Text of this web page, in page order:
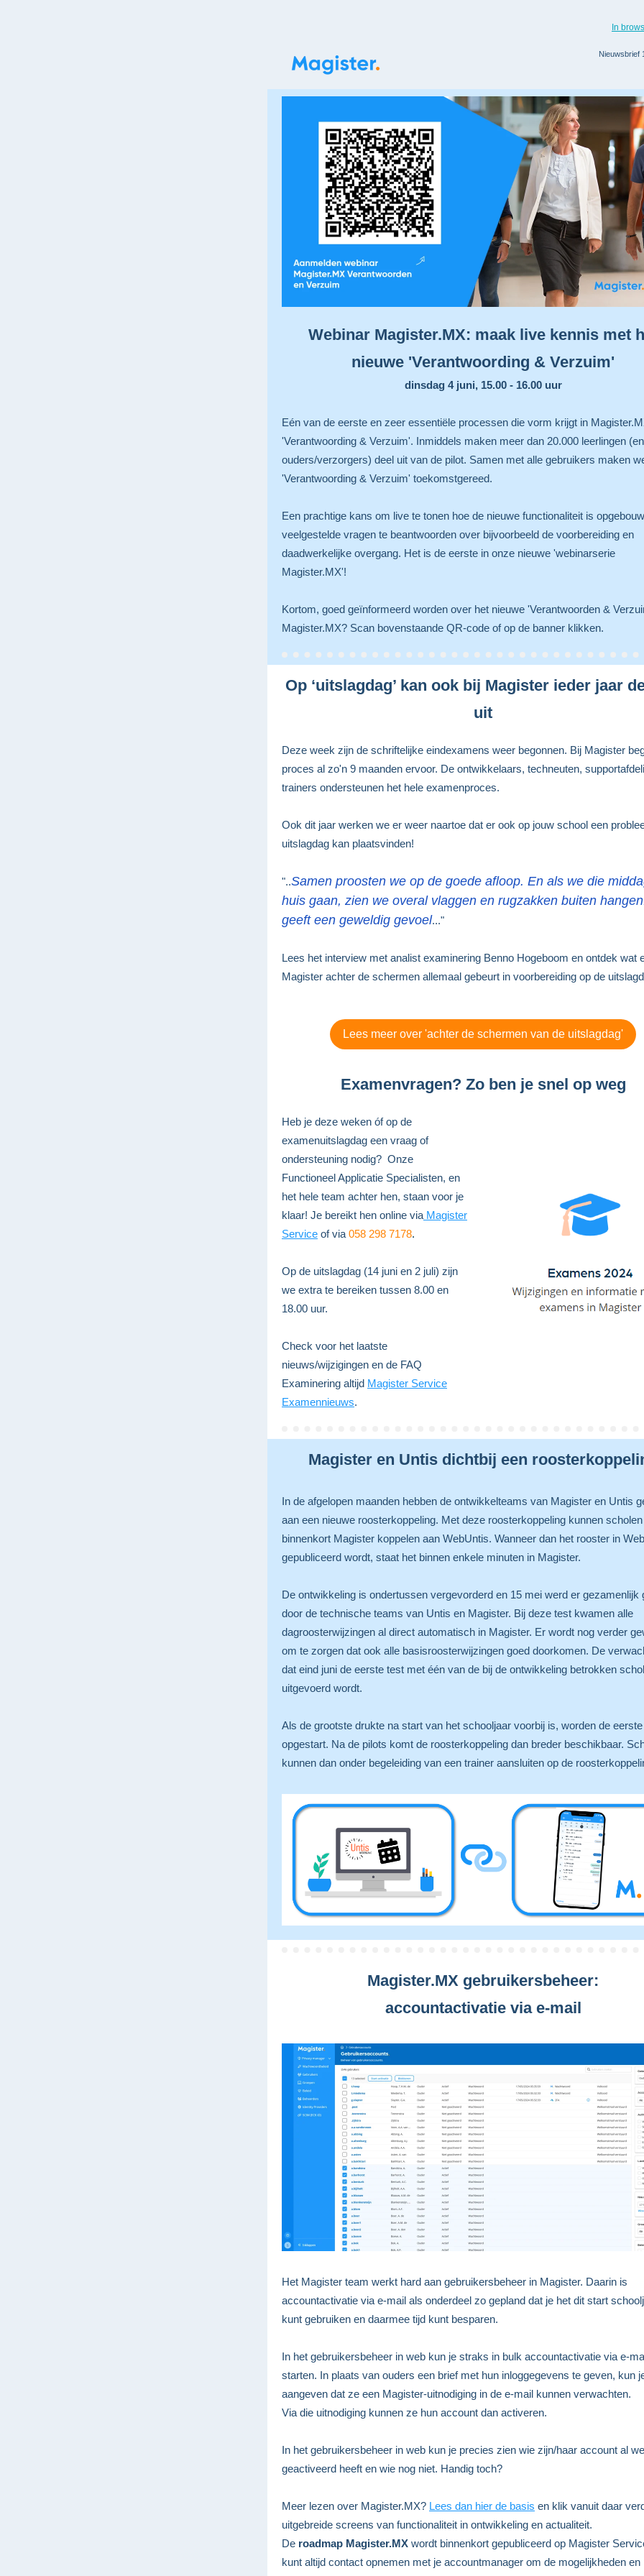
In
Nieuwsbrief
Webinar Magister.MX: maak live kennis met
nieuwe 'Verantwoording & Verzuim'
dinsdag 4 juni, 15.00 - 16.00 uur
Eén van de eerste en zeer essentiële processen die vorm krijgt in
'Verantwoording & Verzuim'. Inmiddels maken meer dan 20.000 leerlingen (en
ouders/verzorgers) deel uit van de pilot. Samen met alle gebruikers maken
'Verantwoording & Verzuim' toekomstgereed.
Een prachtige kans om live te tonen hoe de nieuwe functionaliteit is
veelgestelde vragen te beantwoorden over bijvoorbeeld de voorbereiding en
daadwerkelijke overgang. Het is de eerste in onze nieuwe 'webinarserie
Magister.MX'!
Kortom, goed geïnformeerd worden over het nieuwe 'Verantwoorden &
Magister.MX? Scan bovenstaande QR-code of op de banner klikken.
Op ‘uitslagdag’ kan ook bij Magister ieder jaar
uit
Deze week zijn de schriftelijke eindexamens weer begonnen. Bij Magister
proces al zo'n 9 maanden ervoor. De ontwikkelaars, techneuten,
trainers ondersteunen het hele examenproces.
Ook dit jaar werken we er weer naartoe dat er ook op jouw school een
uitslagdag kan plaatsvinden!
"..Samen proosten we op de goede afloop. En als we die
huis gaan, zien we overal vlaggen en rugzakken buiten
geeft een geweldig gevoel..."
Lees het interview met analist examinering Benno Hogeboom en ontdek wat
Magister achter de schermen allemaal gebeurt in voorbereiding op de
Lees meer over 'achter de schermen van de uitslagdag'
Examenvragen? Zo ben je snel op weg
Heb je deze weken óf op de
examenuitslagdag een vraag of
ondersteuning nodig? Onze
Functioneel Applicatie Specialisten, en
het hele team achter hen, staan voor je
klaar! Je bereikt hen online via Magister
Service of via 058 298 7178.
Op de uitslagdag (14 juni en 2 juli) zijn
we extra te bereiken tussen 8.00 en
18.00 uur.
Check voor het laatste
nieuws/wijzigingen en de FAQ
Examinering altijd Magister Service
Examennieuws.
Magister en Untis dichtbij een
In de afgelopen maanden hebben de ontwikkelteams van Magister en Untis
aan een nieuwe roosterkoppeling. Met deze roosterkoppeling kunnen scholen
binnenkort Magister koppelen aan WebUntis. Wanneer dan het rooster in
gepubliceerd wordt, staat het binnen enkele minuten in Magister.
De ontwikkeling is ondertussen vergevorderd en 15 mei werd er gezamenlijk
door de technische teams van Untis en Magister. Bij deze test kwamen alle
dagroosterwijzingen al direct automatisch in Magister. Er wordt nog verder
om te zorgen dat ook alle basisroosterwijzingen goed doorkomen. De
dat eind juni de eerste test met één van de bij de ontwikkeling betrokken
uitgevoerd wordt.
Als de grootste drukte na start van het schooljaar voorbij is, worden de
opgestart. Na de pilots komt de roosterkoppeling dan breder beschikbaar.
kunnen dan onder begeleiding van een trainer aansluiten op de
Magister.MX gebruikersbeheer:
accountactivatie via e-mail
Het Magister team werkt hard aan gebruikersbeheer in Magister. Daarin is
accountactivatie via e-mail als onderdeel zo gepland dat je het dit start
kunt gebruiken en daarmee tijd kunt besparen.
In het gebruikersbeheer in web kun je straks in bulk accountactivatie via e-
starten. In plaats van ouders een brief met hun inloggegevens te geven, kun
aangeven dat ze een Magister-uitnodiging in de e-mail kunnen verwachten.
Via die uitnodiging kunnen ze hun account dan activeren.
In het gebruikersbeheer in web kun je precies zien wie zijn/haar account al
geactiveerd heeft en wie nog niet. Handig toch?
Meer lezen over Magister.MX? Lees dan hier de basis en klik vanuit daar
uitgebreide screens van functionaliteit in ontwikkeling en actualiteit.
De roadmap Magister.MX wordt binnenkort gepubliceerd op Magister
kunt altijd contact opnemen met je accountmanager om de mogelijkheden en